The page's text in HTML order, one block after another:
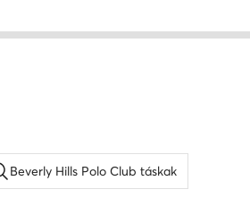
Beverly Hills Polo Club táskak